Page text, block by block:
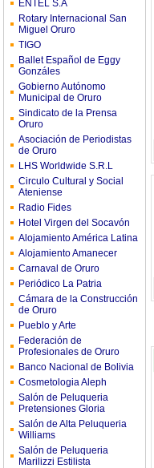
ENTEL S.A
Rotary Internacional San
Miguel Oruro
TIGO
Ballet Español de Eggy
Gonzáles
Gobierno Autónomo
Municipal de Oruro
Sindicato de la Prensa
Oruro
Asociación de Periodistas
de Oruro
LHS Worldwide S.R.L
Circulo Cultural y Social
Ateniense
Radio Fides
Hotel Virgen del Socavón
Alojamiento América Latina
Alojamiento Amanecer
Carnaval de Oruro
Periódico La Patria
Cámara de la Construcción
de Oruro
Pueblo y Arte
Federación de
Profesionales de Oruro
Banco Nacional de Bolivia
Cosmetologia Aleph
Salón de Peluqueria
Pretensiones Gloria
Salón de Alta Peluqueria
Williams
Salón de Peluqueria
Marilizzi Estilista